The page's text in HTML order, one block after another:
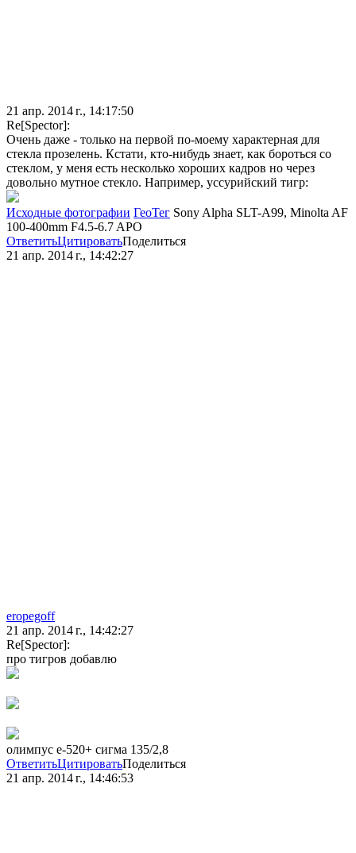
21 апр. 2014 г., 14:17:50
Re[Spector]:
Очень даже - только на первой по-моему характерная для
стекла прозелень. Кстати, кто-нибудь знает, как бороться со
стеклом, у меня есть несколько хороших кадров но через
довольно мутное стекло. Например, уссурийский тигр:
Исходные фотографии ГеоТег Sony Alpha SLT-A99, Minolta AF
100-400mm F4.5-6.7 APO
ОтветитьЦитироватьПоделиться
21 апр. 2014 г., 14:42:27
eropegoff
21 апр. 2014 г., 14:42:27
Re[Spector]:
про тигров добавлю
олимпус е-520+ сигма 135/2,8
ОтветитьЦитироватьПоделиться
21 апр. 2014 г., 14:46:53